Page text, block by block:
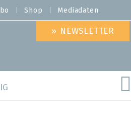
Shop Mediadaten
» NEWSLETTER